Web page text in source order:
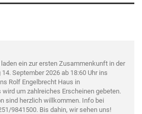
ein zur ersten Zusammenkunft in der
September 2026 ab 18:60 Uhr ins
Rolf Engelbrecht Haus in
um zahlreiches Erscheinen gebeten.
sind herzlich willkommen. Info bei
9841500. Bis dahin, wir sehen uns!